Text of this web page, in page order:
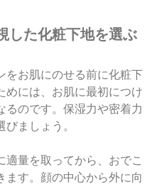
した化粧下地を選ぶ
をお肌にのせる前に化粧下
めには、お肌に最初につけ
るのです。保湿力や密着力
ましょう。
量を取ってから、おでこ
ます。顔の中心から外に向